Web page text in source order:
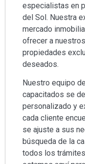
especialistas en
del Sol. Nuestra
mercado
ofrecer a
propiedades
deseados.
Nuestro equipo
capacitados se
personalizado y
cada cliente
se ajuste a sus
búsqueda de la
todos los